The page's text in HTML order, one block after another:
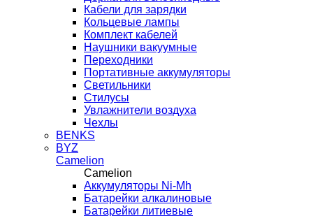
Кабели для зарядки
Кольцевые лампы
Комплект кабелей
Наушники вакуумные
Переходники
Портативные аккумуляторы
Светильники
Стилусы
Увлажнители воздуха
Чехлы
BENKS
BYZ
Camelion
Camelion
Аккумуляторы Ni-Mh
Батарейки алкалиновые
Батарейки литиевые